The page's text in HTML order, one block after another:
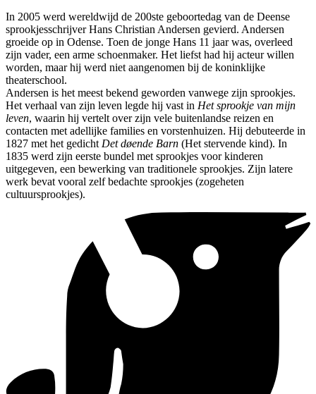
In 2005 werd wereldwijd de 200ste geboortedag van de Deense
sprookjesschrijver Hans Christian Andersen gevierd. Andersen
groeide op in Odense. Toen de jonge Hans 11 jaar was, overleed
zijn vader, een arme schoenmaker. Het liefst had hij acteur willen
worden, maar hij werd niet aangenomen bij de koninklijke
theaterschool.
Andersen is het meest bekend geworden vanwege zijn sprookjes.
Het verhaal van zijn leven legde hij vast in Het sprookje van mijn
leven, waarin hij vertelt over zijn vele buitenlandse reizen en
contacten met adellijke families en vorstenhuizen. Hij debuteerde in
1827 met het gedichtDet døende Barn (Het stervende kind). In
1835 werd zijn eerste bundel met sprookjes voor kinderen
uitgegeven, een bewerking van traditionele sprookjes. Zijn latere
werk bevat vooral zelf bedachte sprookjes (zogeheten
cultuursprookjes).